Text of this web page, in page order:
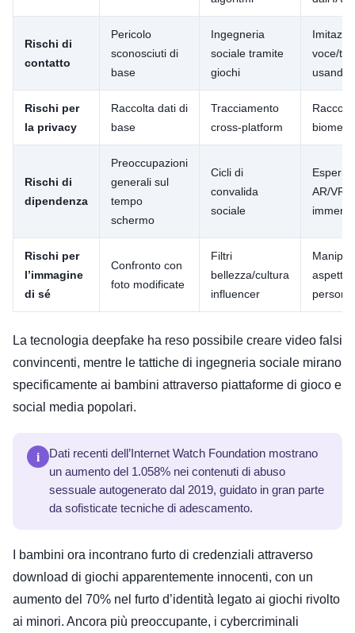
Rischi di
contatto
Pericolo
sconosciuti di
base
Ingegneria
sociale tramite
giochi
voce/
usando
Rischi per
la privacy
Raccolta dati di
base
Tracciamento
cross-platform
Rischi di
dipendenza
Preoccupazioni
generali sul
tempo
schermo
Cicli di
convalida
sociale
AR/VR
Rischi per
l’immagine
di sé
Confronto con
foto modificate
Filtri
bellezza/cultura
influencer
aspetto
La tecnologia deepfake ha reso possibile creare video falsi
convincenti, mentre le tattiche di ingegneria sociale mirano
specificamente ai bambini attraverso piattaforme di gioco e
social media popolari.
i
Dati recenti dell’Internet Watch Foundation mostrano
un aumento del 1.058% nei contenuti di abuso
sessuale autogenerato dal 2019, guidato in gran parte
da sofisticate tecniche di adescamento.
I bambini ora incontrano furto di credenziali attraverso
download di giochi apparentemente innocenti, con un
aumento del 70% nel furto d’identità legato ai giochi rivolto
ai minori. Ancora più preoccupante, i cybercriminali